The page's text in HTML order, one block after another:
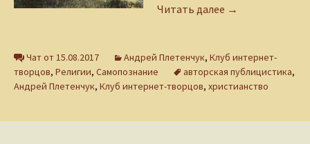
Читать далее Сознание Христа
→
Чат от 15.08.2017 Андрей Плетенчук, Клуб интернет-
творцов, Религии, Самопознание авторская публицистика,
Андрей Плетенчук, Клуб интернет-творцов, христианство